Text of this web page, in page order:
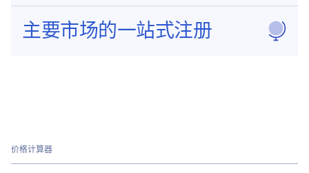
主要市场的一站式注册
价格计算器